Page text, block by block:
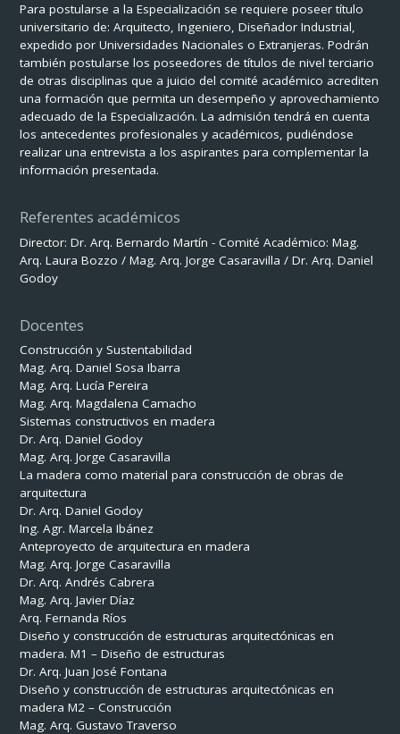
Para postularse a la Especialización se requiere poseer título
universitario de: Arquitecto, Ingeniero, Diseñador Industrial,
expedido por Universidades Nacionales o Extranjeras. Podrán
también postularse los poseedores de títulos de nivel terciario
de otras disciplinas que a juicio del comité académico acrediten
una formación que permita un desempeño y aprovechamiento
adecuado de la Especialización. La admisión tendrá en cuenta
los antecedentes profesionales y académicos, pudiéndose
realizar una entrevista a los aspirantes para complementar la
información presentada.
Referentes académicos
Director: Dr. Arq. Bernardo Martín - Comité Académico: Mag.
Arq. Laura Bozzo / Mag. Arq. Jorge Casaravilla / Dr. Arq. Daniel
Godoy
Docentes
Construcción y Sustentabilidad
Mag. Arq. Daniel Sosa Ibarra
Mag. Arq. Lucía Pereira
Mag. Arq. Magdalena Camacho
Sistemas constructivos en madera
Dr. Arq. Daniel Godoy
Mag. Arq. Jorge Casaravilla
La madera como material para construcción de obras de
arquitectura
Dr. Arq. Daniel Godoy
Ing. Agr. Marcela Ibánez
Anteproyecto de arquitectura en madera
Mag. Arq. Jorge Casaravilla
Dr. Arq. Andrés Cabrera
Mag. Arq. Javier Díaz
Arq. Fernanda Ríos
Diseño y construcción de estructuras arquitectónicas en
madera. M1 – Diseño de estructuras
Dr. Arq. Juan José Fontana
Diseño y construcción de estructuras arquitectónicas en
madera M2 – Construcción
Mag. Arq. Gustavo Traverso